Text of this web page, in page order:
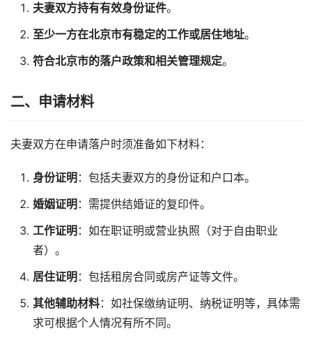
夫妻双方持有有效身份证件。
至少一方在北京市有稳定的工作或居住地址。
符合北京市的落户政策和相关管理规定。
二、申请材料
夫妻双方在申请落户时须准备如下材料：
身份证明 ：包括夫妻双方的身份证和户口本。
婚姻证明 ：需提供结婚证的复印件。
工作证明 ：如在职证明或营业执照（对于自由职业
者）。
居住证明 ：包括租房合同或房产证等文件。
其他辅助材料：如社保缴纳证明、纳税证明等，具体需
求可根据个人情况有所不同。